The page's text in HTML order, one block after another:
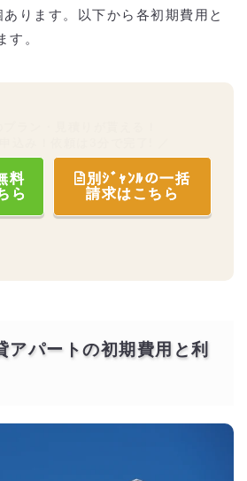
ります。以下から各初期費用と
す。
料
ら
別ｼﾞｬﾝﾙの一括
請求はこちら
アパートの初期費用と利